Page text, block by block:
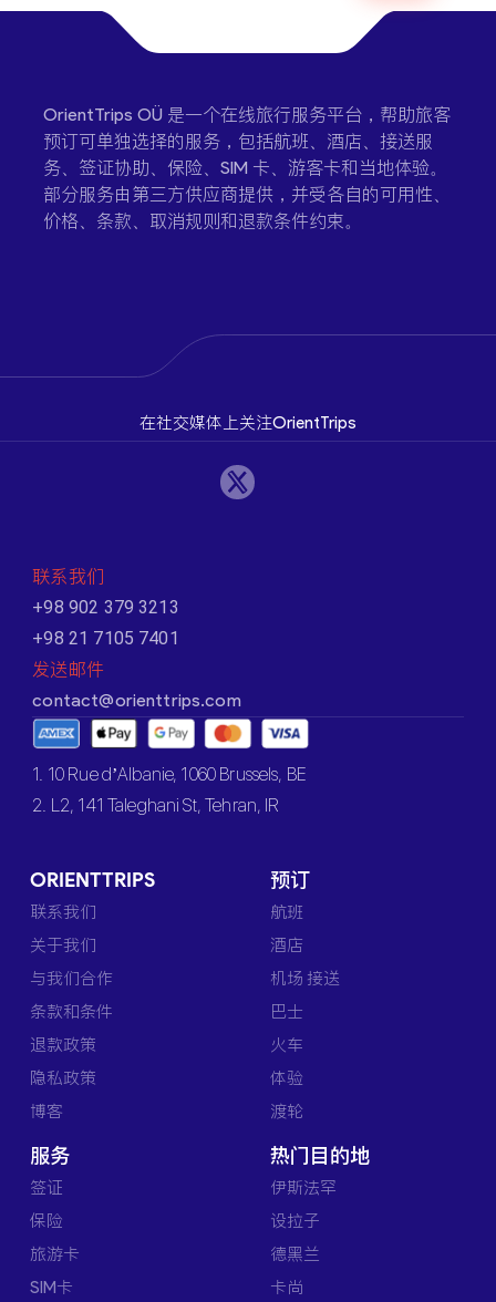
OrientTrips OÜ 是一个在线旅行服务平台，帮助旅客
预订可单独选择的服务，包括航班、酒店、接送服
务、签证协助、保险、SIM 卡、游客卡和当地体验。
部分服务由第三方供应商提供，并受各自的可用性、
价格、条款、取消规则和退款条件约束。
在社交媒体上关注OrientTrips
联系我们
+98 902 379 3213
+98 21 7105 7401
发送邮件
contact@orienttrips.com
1. 10 Rue d’Albanie, 1060 Brussels, BE
2. L2, 141 Taleghani St, Tehran, IR
ORIENTTRIPS
联系我们
关于我们
与我们合作
条款和条件
退款政策
隐私政策
博客
预订
航班
酒店
机场 接送
巴士
火车
体验
渡轮
服务
签证
保险
旅游卡
SIM卡
热门目的地
伊斯法罕
设拉子
德黑兰
卡尚